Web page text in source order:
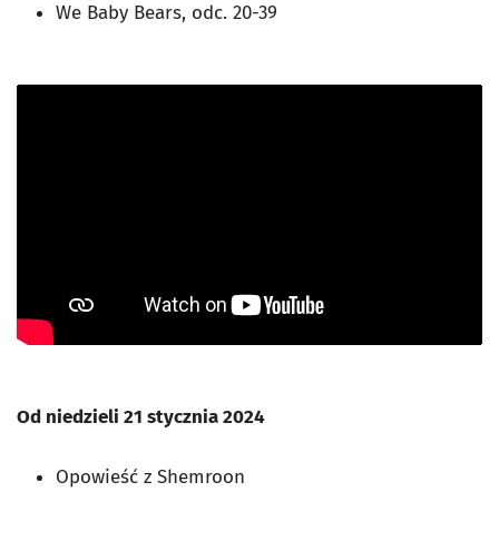
We Baby Bears, odc. 20-39
Od niedzieli 21 stycznia 2024
Opowieść z Shemroon